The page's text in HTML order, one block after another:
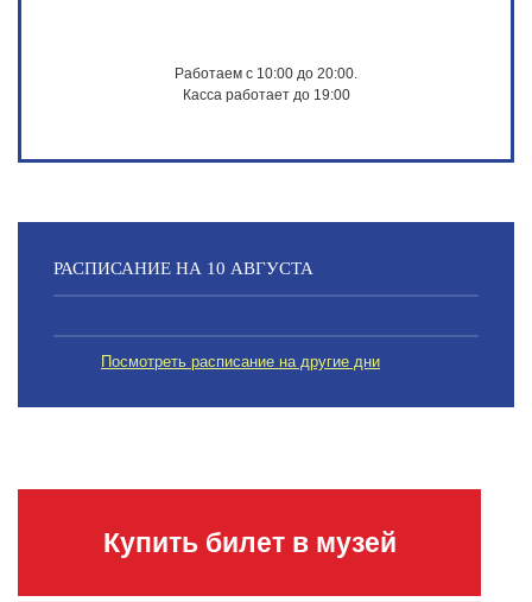
Работаем с 10:00 до 20:00.
Касса работает до 19:00
РАСПИСАНИЕ НА 10 АВГУСТА
Посмотреть расписание на другие дни
Купить билет в музей